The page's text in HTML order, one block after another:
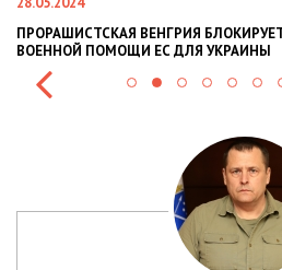
БЛОКИРУЕТ КРУПНЫЙ ПАКЕТ
ЕС ДЛЯ УКРАИНЫ